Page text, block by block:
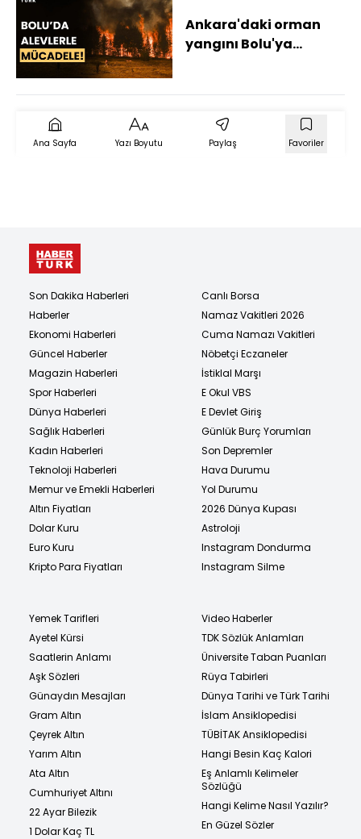
Ankara'daki orman
yangını Bolu'ya
aktardı
Ana Sayfa Yazı Boyutu Paylaş Favoriler
Son Dakika Haberleri
Haberler
Ekonomi Haberleri
Güncel Haberler
Magazin Haberleri
Spor Haberleri
Dünya Haberleri
Sağlık Haberleri
Kadın Haberleri
Teknoloji Haberleri
Memur ve Emekli Haberleri
Altın Fiyatları
Dolar Kuru
Euro Kuru
Kripto Para Fiyatları
Canlı Borsa
Namaz Vakitleri 2026
Cuma Namazı Vakitleri
Nöbetçi Eczaneler
İstiklal Marşı
E Okul VBS
E Devlet Giriş
Günlük Burç Yorumları
Son Depremler
Hava Durumu
Yol Durumu
2026 Dünya Kupası
Astroloji
Instagram Dondurma
Instagram Silme
Yemek Tarifleri
Ayetel Kürsi
Saatlerin Anlamı
Aşk Sözleri
Günaydın Mesajları
Gram Altın
Çeyrek Altın
Yarım Altın
Ata Altın
Cumhuriyet Altını
22 Ayar Bilezik
1 Dolar Kaç TL
Video Haberler
TDK Sözlük Anlamları
Üniversite Taban Puanları
Rüya Tabirleri
Dünya Tarihi ve Türk Tarihi
İslam Ansiklopedisi
TÜBİTAK Ansiklopedisi
Hangi Besin Kaç Kalori
Eş Anlamlı Kelimeler
Sözlüğü
Hangi Kelime Nasıl Yazılır?
En Güzel Sözler